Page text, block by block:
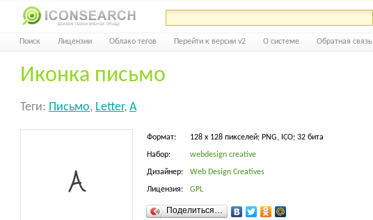
Поиск Лицензии Облако тегов Перейти к версии v2 О системе Обратная связь
Иконка письмо
Теги: Письмо, Letter, A
Формат: 128 x 128 пикселей; PNG, ICO; 32 бита
Набор: webdesign creative
Дизайнер: Web Design Creatives
Лицензия: GPL
Поделиться…